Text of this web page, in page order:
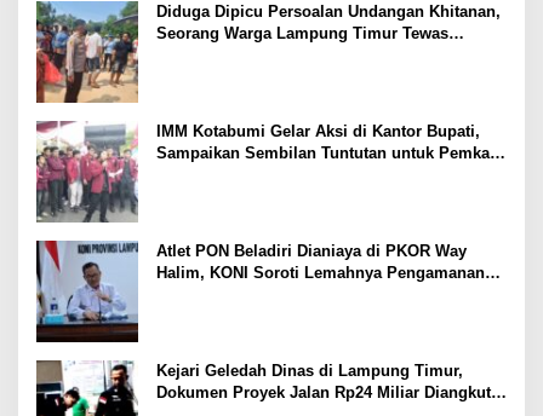
Diduga Dipicu Persoalan Undangan Khitanan,
Seorang Warga Lampung Timur Tewas
IMM Kotabumi Gelar Aksi di Kantor Bupati,
Sampaikan Sembilan Tuntutan untuk Pemkab
Atlet PON Beladiri Dianiaya di PKOR Way
Halim, KONI Soroti Lemahnya Pengamanan
Kejari Geledah Dinas di Lampung Timur,
Dokumen Proyek Jalan Rp24 Miliar Diangkut